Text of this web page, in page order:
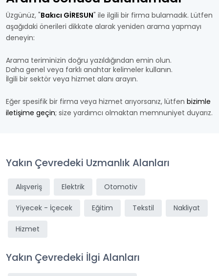
Üzgünüz, "Bakıcı GİRESUN" ile ilgili bir firma bulamadık. Lütfen
aşağıdaki önerileri dikkate alarak yeniden arama yapmayı
deneyin:
Arama teriminizin doğru yazıldığından emin olun.
Daha genel veya farklı anahtar kelimeler kullanın.
İlgili bir sektör veya hizmet alanı arayın.
Eğer spesifik bir firma veya hizmet arıyorsanız, lütfen bizimle
iletişime geçin; size yardımcı olmaktan memnuniyet duyarız.
Yakın Çevredeki Uzmanlık Alanları
Alışveriş Elektrik Otomotiv
Yiyecek - İçecek Eğitim Tekstil Nakliyat
Hizmet
Yakın Çevredeki İlgi Alanları